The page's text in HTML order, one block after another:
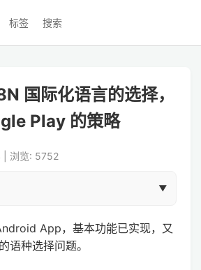
标签 搜索
国际化语言的选择，
Play 的策略
| 浏览: 5752
App，基本功能已实现，又
语种选择问题。